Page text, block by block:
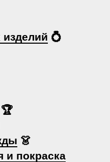
💍
🏆
👗
и покраска